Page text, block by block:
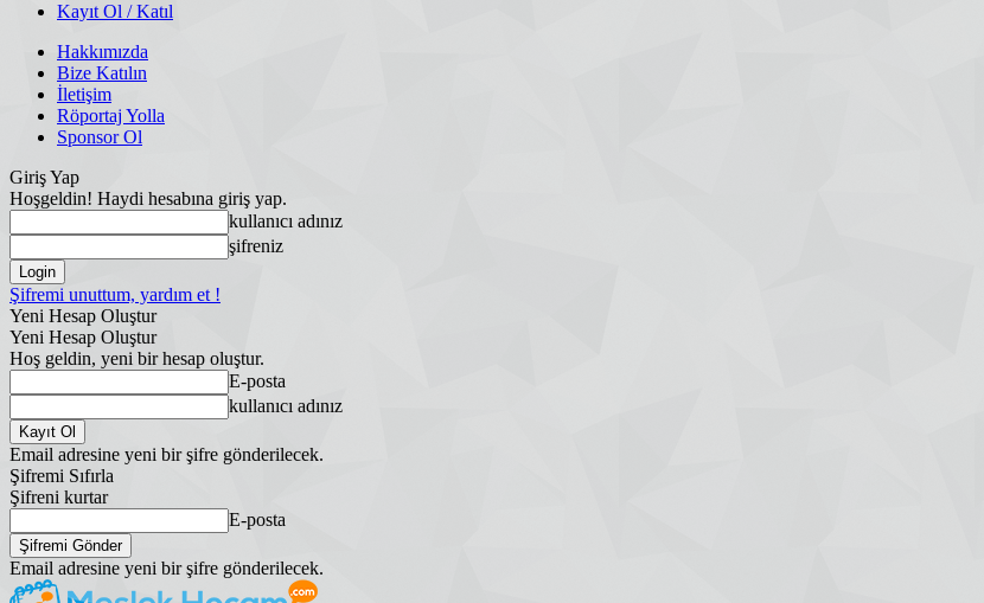
Kayıt Ol / Katıl
Hakkımızda
Bize Katılın
İletişim
Röportaj Yolla
Sponsor Ol
Giriş Yap
Hoşgeldin! Haydi hesabına giriş yap.
kullanıcı adınız
şifreniz
Şifremi unuttum, yardım et !
Yeni Hesap Oluştur
Yeni Hesap Oluştur
Hoş geldin, yeni bir hesap oluştur.
E-posta
kullanıcı adınız
Email adresine yeni bir şifre gönderilecek.
Şifremi Sıfırla
Şifreni kurtar
E-posta
Email adresine yeni bir şifre gönderilecek.